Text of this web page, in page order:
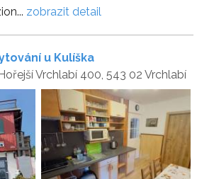
zobrazit detail
u Kulíška
Vrchlabí 400, 543 02 Vrchlabí